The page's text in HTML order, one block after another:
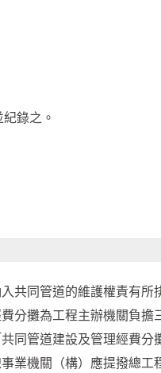
錄之。
共同管道的維護權責有所
分攤為工程主辦機關負擔
同管道建設及管理經費分
業機關（構）應提撥總工